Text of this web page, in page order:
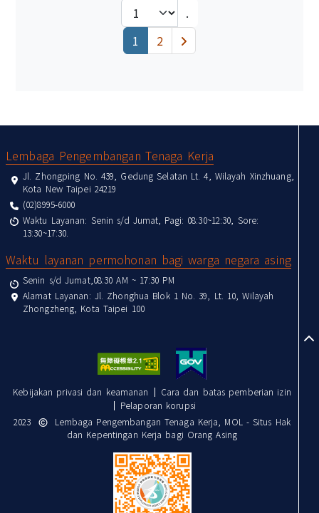
.
1 (current)
2 下一頁
Lembaga Pengembangan Tenaga Kerja
Jl. Zhongping No. 439, Gedung Selatan Lt. 4, Wilayah Xinzhuang,
Kota New Taipei 24219
(02)8995-6000
Waktu Layanan: Senin s/d Jumat, Pagi: 08:30~12:30, Sore:
13:30~17:30.
Waktu layanan permohonan bagi warga negara asing
Senin s/d Jumat,08:30 AM ~ 17:30 PM
Alamat Layanan: Jl. Zhonghua Blok 1 No. 39, Lt. 10, Wilayah
Zhongzheng, Kota Taipei 100
Kebijakan privasi dan keamanan
Cara dan batas pemberian izin
Pelaporan korupsi
2023
Lembaga Pengembangan Tenaga Kerja, MOL - Situs Hak
dan Kepentingan Kerja bagi Orang Asing